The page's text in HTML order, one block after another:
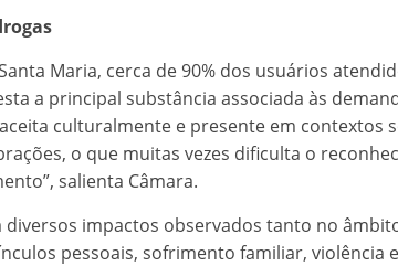
Maria, cerca de 90% dos usuários
a principal substância associada às
culturalmente e presente em contextos
o que muitas vezes dificulta o
salienta Câmara.
diversos impactos observados tanto no
pessoais, sofrimento familiar, violência